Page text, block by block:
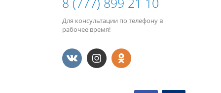
Для консультации по телефону в
рабочее время!